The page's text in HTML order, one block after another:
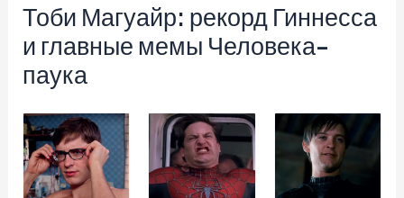
Тоби Магуайр: рекорд Гиннесса
и главные мемы Человека-
паука